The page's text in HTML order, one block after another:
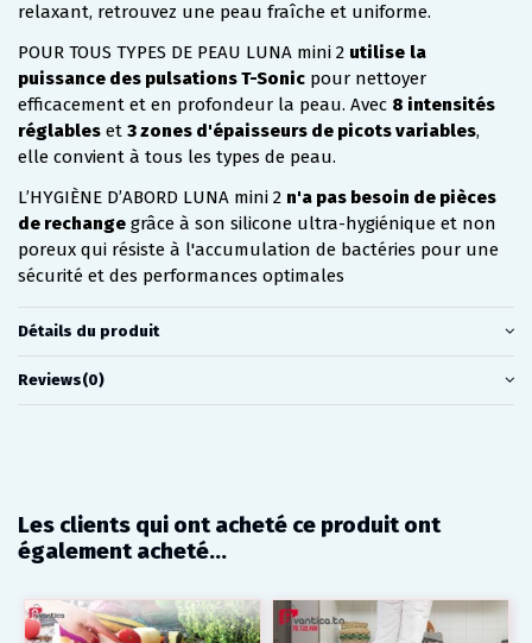
relaxant, retrouvez une peau fraîche et uniforme.
POUR TOUS TYPES DE PEAU LUNA mini 2 utilise la
puissance des pulsations T-Sonic pour nettoyer
efficacement et en profondeur la peau. Avec 8 intensités
réglables et 3 zones d'épaisseurs de picots variables,
elle convient à tous les types de peau.
L’HYGIÈNE D’ABORD LUNA mini 2 n'a pas besoin de pièces
de rechange grâce à son silicone ultra-hygiénique et non
poreux qui résiste à l'accumulation de bactéries pour une
sécurité et des performances optimales
Détails du produit
Reviews(0)
Les clients qui ont acheté ce produit ont
également acheté...